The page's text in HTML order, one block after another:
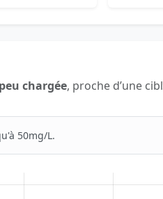
chargée, proche d’une
50mg/L.